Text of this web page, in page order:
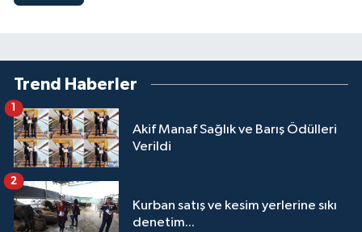
Trend Haberler
Akif Manaf Sağlık ve Barış Ödülleri
Verildi
1
Kurban satış ve kesim yerlerine sıkı
denetim...
2